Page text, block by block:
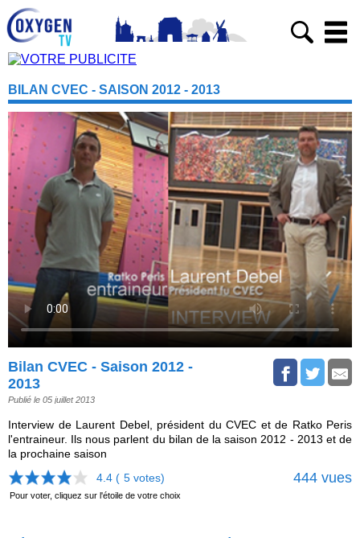
BILAN CVEC - SAISON 2012 - 2013
Bilan CVEC - Saison 2012 -
2013
Publié le 05 juillet 2013
Interview de Laurent Debel, président du CVEC et de Ratko Peris
l'entraineur. Ils nous parlent du bilan de la saison 2012 - 2013 et de
la prochaine saison
4.4 ( 5 votes) 444 vues
Pour voter, cliquez sur l'étoile de votre choix